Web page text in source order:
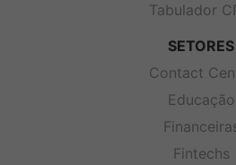
Tabulador
SETORES
Contact
Educação
Fintechs